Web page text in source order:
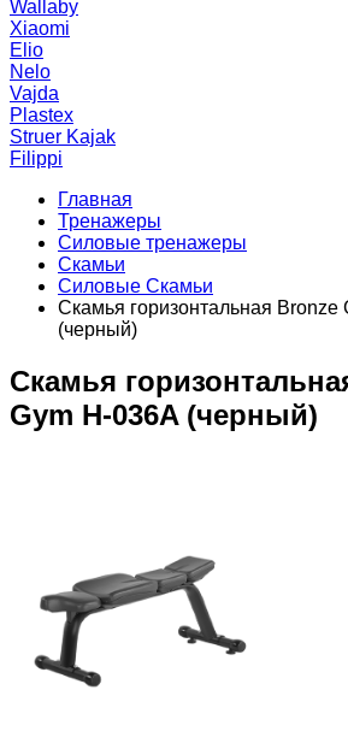
Wallaby
Xiaomi
Elio
Nelo
Vajda
Plastex
Struer Kajak
Filippi
Главная
Тренажеры
Силовые тренажеры
Скамьи
Силовые Скамьи
Скамья горизонтальная Bronze
(черный)
Скамья
Gym H-036A (черный)